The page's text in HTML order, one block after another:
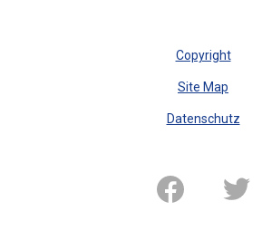
Copyright
Site Map
Datenschutz